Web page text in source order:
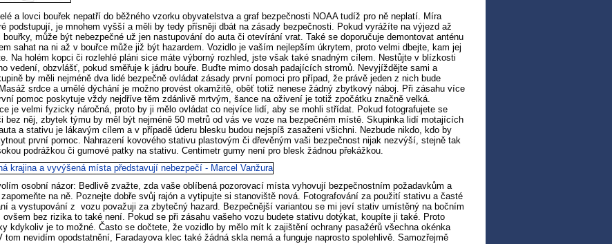
a lovci bouřek nepatří do běžného vzorku obyvatelstva a graf bezpečnosti NOAA tudíž pro ně neplatí. Míra
podstupují, je mnohem vyšší a měli by tedy přísněji dbát na zásady bezpečnosti. Pokud vyrážíte na výjezd až
může být nebezpečné už jen nastupování do auta či otevírání vrat. Také se doporučuje demontovat anténu
sahat na ni až v bouřce může již být hazardem. Vozidlo je vaším nejlepším úkrytem, proto velmi dbejte, kam jej
Na holém kopci či rozlehlé pláni sice máte výborný rozhled, jste však také snadným cílem. Nestůjte v blízkosti
vedení, obzvlášť, pokud směřuje k jádru bouře. Buďte mimo dosah padajících stromů. Nevyjíždějte sami a
by měli nejméně dva lidé bezpečně ovládat zásady první pomoci pro případ, že právě jeden z nich bude
srdce a umělé dýchání je možno provést okamžitě, oběť totiž nenese žádný zbytkový náboj. Při zásahu více
pomoc poskytuje vždy nejdříve těm zdánlivě mrtvým, šance na oživení je totiž zpočátku značně velká.
je velmi fyzicky náročná, proto by ji mělo ovládat co nejvíce lidí, aby se mohli střídat. Pokud fotografujete se
bez něj, zbytek týmu by měl být nejméně 50 metrů od vás ve voze na bezpečném místě. Skupinka lidí motajících
a stativu je lákavým cílem a v případě úderu blesku budou nejspíš zasaženi všichni. Nezbude nikdo, kdo by
první pomoc. Nahrazení kovového stativu plastovým či dřevěným vaši bezpečnost nijak nezvýší, stejně tak
podrážkou či gumové patky na stativu. Centimetr gumy není pro blesk žádnou překážkou.
osobní názor: Bedlivě zvažte, zda vaše oblíbená pozorovací místa vyhovují bezpečnostním požadavkům a
na ně. Poznejte dobře svůj rajón a vytipujte si stanoviště nová. Fotografování za použití stativu a časté
a vystupování z vozu považuji za zbytečný hazard. Bezpečnější variantou se mi jeví stativ umístěný na bočním
ovšem bez rizika to také není. Pokud se při zásahu vašeho vozu budete stativu dotýkat, koupíte ji také. Proto
kdykoliv je to možné. Často se dočtete, že vozidlo by mělo mít k zajištění ochrany pasažérů všechna okénka
tom nevidím opodstatnění, Faradayova klec také žádná skla nemá a funguje naprosto spolehlivě. Samozřejmě